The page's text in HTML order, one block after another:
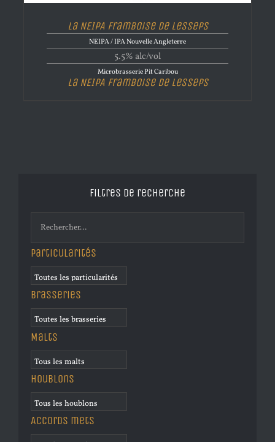
La NEIPA Framboise de Lesseps
NEIPA / IPA Nouvelle Angleterre
5.5% alc/vol
Microbrasserie Pit Caribou
La NEIPA Framboise de Lesseps
Filtres de recherche
Particularités
Brasseries
Malts
Houblons
Accords mets